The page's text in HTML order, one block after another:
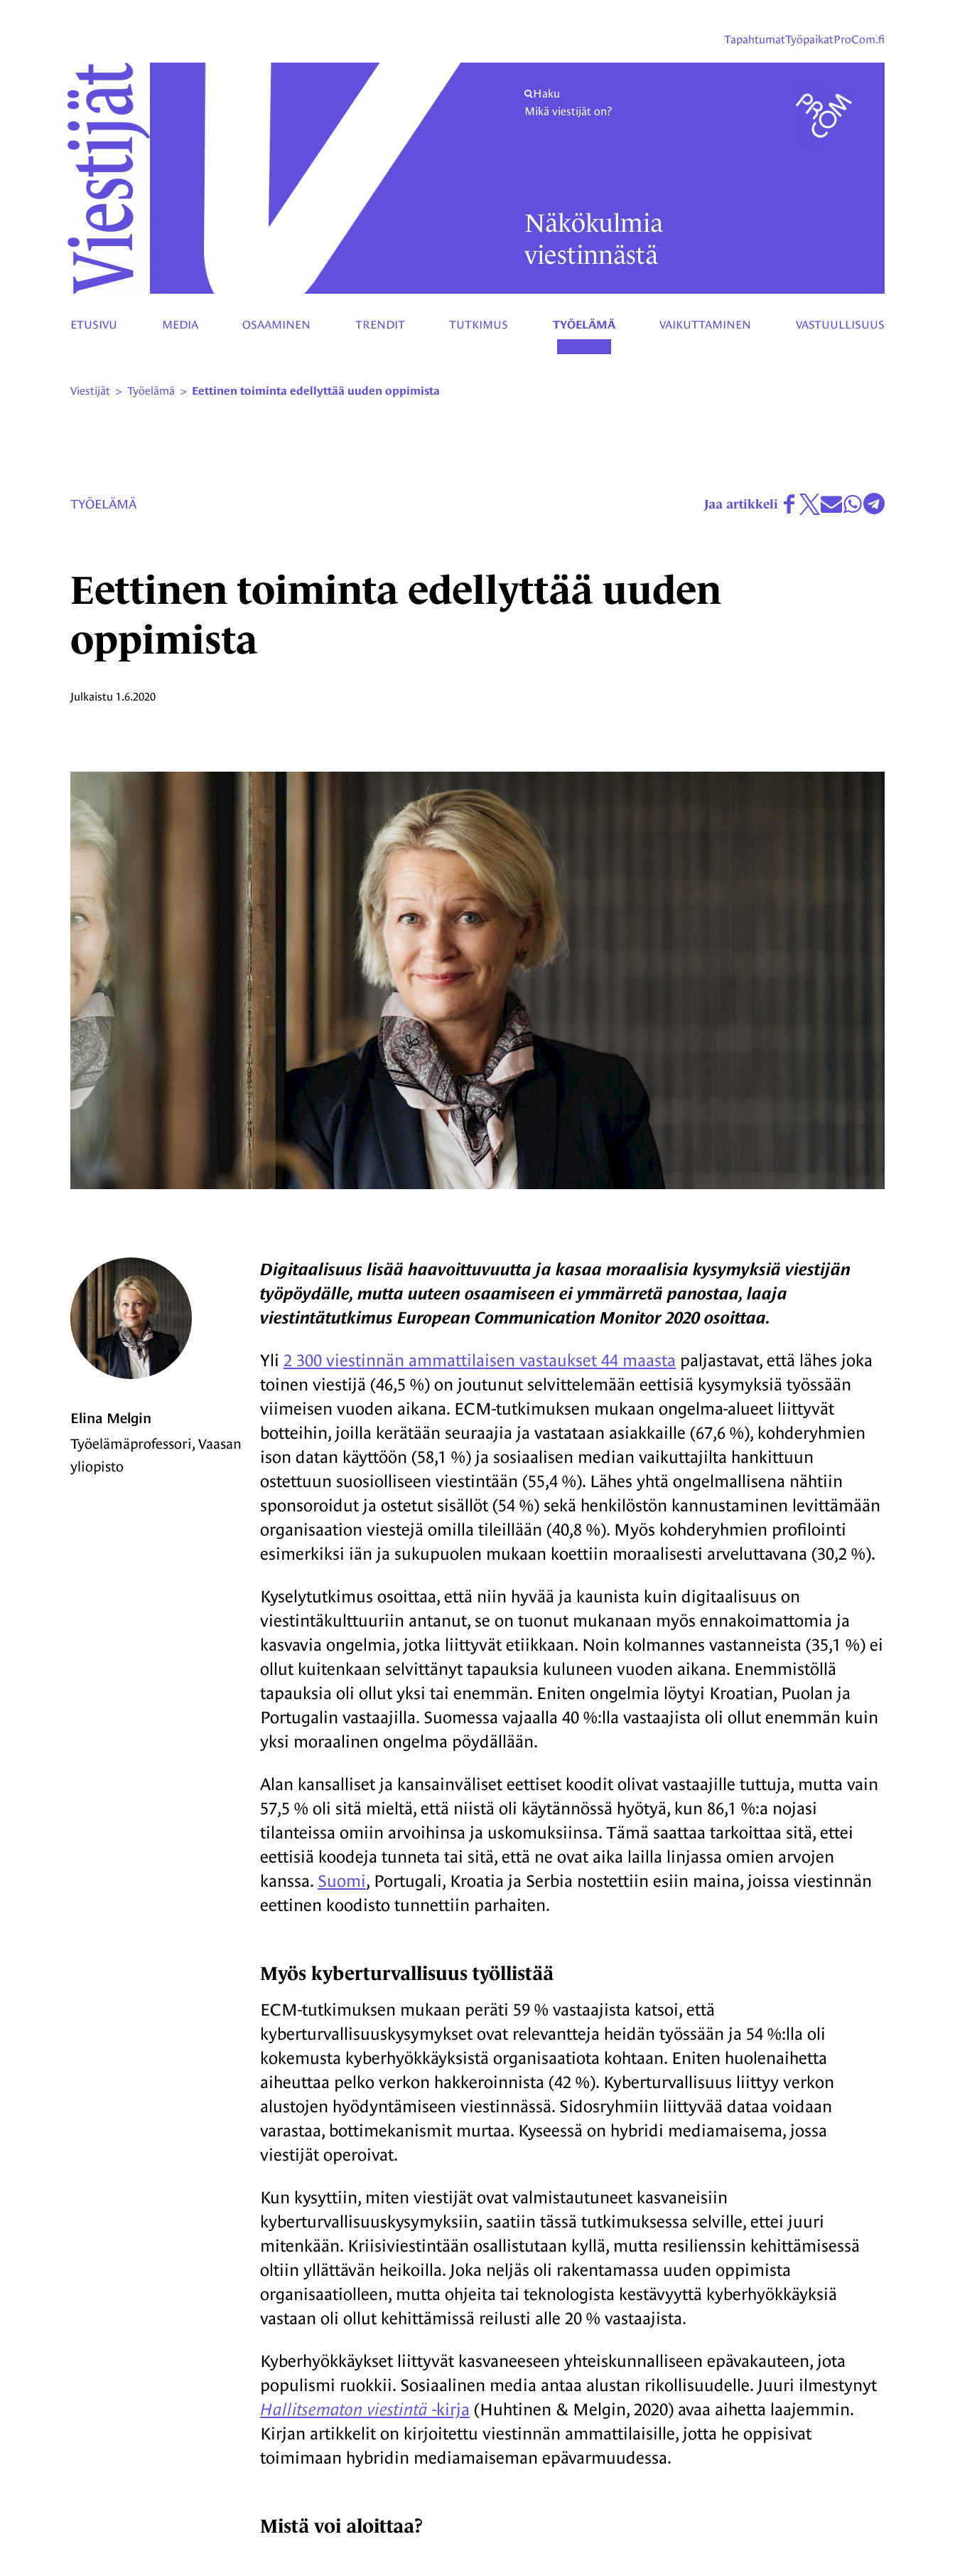
TapahtumatTyöpaikatProCom.fi
Näkökulmia
viestinnästä
Haku
Mikä viestijät on?
ETUSIVU MEDIA OSAAMINEN TRENDIT TUTKIMUS TYÖELÄMÄ VAIKUTTAMINEN VASTUULLISUUS
Viestijät > Työelämä > Eettinen toiminta edellyttää uuden oppimista
Eettinen toiminta edellyttää uuden
oppimista
TYÖELÄMÄ Jaa artikkeliJaa Facebookissa
Share on X
JaaJaaJaa
Julkaistu 1.6.2020
Elina Melgin
Työelämäprofessori, Vaasan
yliopisto
Digitaalisuus lisää haavoittuvuutta ja kasaa moraalisia kysymyksiä viestijän
työpöydälle, mutta uuteen osaamiseen ei ymmärretä panostaa, laaja
viestintätutkimus European Communication Monitor 2020 osoittaa.
Yli 2 300 viestinnän ammattilaisen vastaukset 44 maasta paljastavat, että lähes joka
toinen viestijä (46,5 %) on joutunut selvittelemään eettisiä kysymyksiä työssään
viimeisen vuoden aikana. ECM-tutkimuksen mukaan ongelma-alueet liittyvät
botteihin, joilla kerätään seuraajia ja vastataan asiakkaille (67,6 %), kohderyhmien
ison datan käyttöön (58,1 %) ja sosiaalisen median vaikuttajilta hankittuun
ostettuun suosiolliseen viestintään (55,4 %). Lähes yhtä ongelmallisena nähtiin
sponsoroidut ja ostetut sisällöt (54 %) sekä henkilöstön kannustaminen levittämään
organisaation viestejä omilla tileillään (40,8 %). Myös kohderyhmien profilointi
esimerkiksi iän ja sukupuolen mukaan koettiin moraalisesti arveluttavana (30,2 %).
Kyselytutkimus osoittaa, että niin hyvää ja kaunista kuin digitaalisuus on
viestintäkulttuuriin antanut, se on tuonut mukanaan myös ennakoimattomia ja
kasvavia ongelmia, jotka liittyvät etiikkaan. Noin kolmannes vastanneista (35,1 %) ei
ollut kuitenkaan selvittänyt tapauksia kuluneen vuoden aikana. Enemmistöllä
tapauksia oli ollut yksi tai enemmän. Eniten ongelmia löytyi Kroatian, Puolan ja
Portugalin vastaajilla. Suomessa vajaalla 40 %:lla vastaajista oli ollut enemmän kuin
yksi moraalinen ongelma pöydällään.
Alan kansalliset ja kansainväliset eettiset koodit olivat vastaajille tuttuja, mutta vain
57,5 % oli sitä mieltä, että niistä oli käytännössä hyötyä, kun 86,1 %:a nojasi
tilanteissa omiin arvoihinsa ja uskomuksiinsa. Tämä saattaa tarkoittaa sitä, ettei
eettisiä koodeja tunneta tai sitä, että ne ovat aika lailla linjassa omien arvojen
kanssa. Suomi, Portugali, Kroatia ja Serbia nostettiin esiin maina, joissa viestinnän
eettinen koodisto tunnettiin parhaiten.
Myös kyberturvallisuus työllistää
ECM-tutkimuksen mukaan peräti 59 % vastaajista katsoi, että
kyberturvallisuuskysymykset ovat relevantteja heidän työssään ja 54 %:lla oli
kokemusta kyberhyökkäyksistä organisaatiota kohtaan. Eniten huolenaihetta
aiheuttaa pelko verkon hakkeroinnista (42 %). Kyberturvallisuus liittyy verkon
alustojen hyödyntämiseen viestinnässä. Sidosryhmiin liittyvää dataa voidaan
varastaa, bottimekanismit murtaa. Kyseessä on hybridi mediamaisema, jossa
viestijät operoivat.
Kun kysyttiin, miten viestijät ovat valmistautuneet kasvaneisiin
kyberturvallisuuskysymyksiin, saatiin tässä tutkimuksessa selville, ettei juuri
mitenkään. Kriisiviestintään osallistutaan kyllä, mutta resilienssin kehittämisessä
oltiin yllättävän heikoilla. Joka neljäs oli rakentamassa uuden oppimista
organisaatiolleen, mutta ohjeita tai teknologista kestävyyttä kyberhyökkäyksiä
vastaan oli ollut kehittämissä reilusti alle 20 % vastaajista.
Kyberhyökkäykset liittyvät kasvaneeseen yhteiskunnalliseen epävakauteen, jota
populismi ruokkii. Sosiaalinen media antaa alustan rikollisuudelle. Juuri ilmestynyt
Hallitsematon viestintä -kirja (Huhtinen & Melgin, 2020) avaa aihetta laajemmin.
Kirjan artikkelit on kirjoitettu viestinnän ammattilaisille, jotta he oppisivat
toimimaan hybridin mediamaiseman epävarmuudessa.
Mistä voi aloittaa?